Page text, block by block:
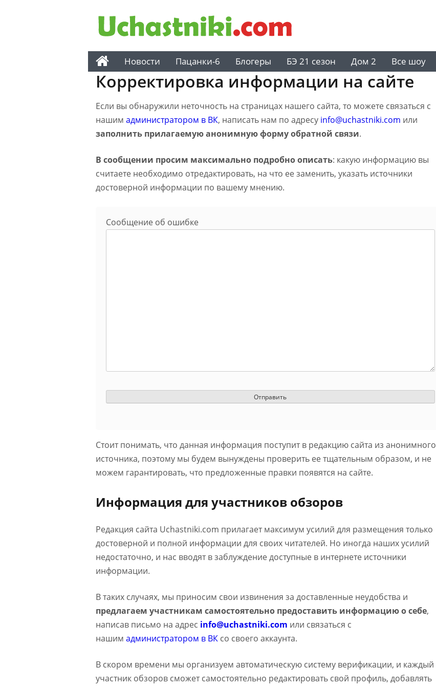
Новости Пацанки-6 Блогеры БЭ 21 сезон Дом 2 Все шоу
Корректировка информации на сайте
Если вы обнаружили неточность на страницах нашего сайта, то можете связаться с
нашим администратором в ВК, написать нам по адресу info@uchastniki.com или
заполнить прилагаемую анонимную форму обратной связи.
В сообщении просим максимально подробно описать: какую информацию вы
считаете необходимо отредактировать, на что ее заменить, указать источники
достоверной информации по вашему мнению.
Сообщение об ошибке
Стоит понимать, что данная информация поступит в редакцию сайта из анонимного
источника, поэтому мы будем вынуждены проверить ее тщательным образом, и не
можем гарантировать, что предложенные правки появятся на сайте.
Информация для участников обзоров
Редакция сайта Uchastniki.com прилагает максимум усилий для размещения только
достоверной и полной информации для своих читателей. Но иногда наших усилий
недостаточно, и нас вводят в заблуждение доступные в интернете источники
информации.
В таких случаях, мы приносим свои извинения за доставленные неудобства и
предлагаем участникам самостоятельно предоставить информацию о себе,
написав письмо на адрес info@uchastniki.com или связаться с
нашим администратором в ВК со своего аккаунта.
В скором времени мы организуем автоматическую систему верификации, и каждый
участник обзоров сможет самостоятельно редактировать свой профиль, добавлять